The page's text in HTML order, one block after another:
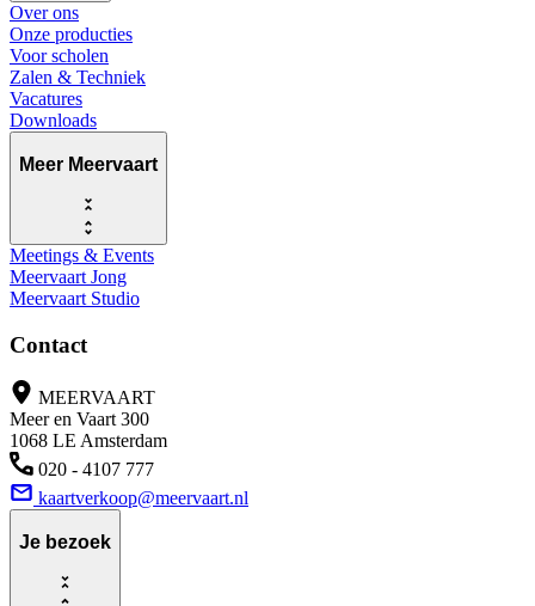
Over ons
Onze producties
Voor scholen
Zalen & Techniek
Vacatures
Downloads
Meer Meervaart
Meetings & Events
Meervaart Jong
Meervaart Studio
Contact
MEERVAART
Meer en Vaart 300
1068 LE Amsterdam
020 - 4107 777
kaartverkoop@meervaart.nl
Je bezoek